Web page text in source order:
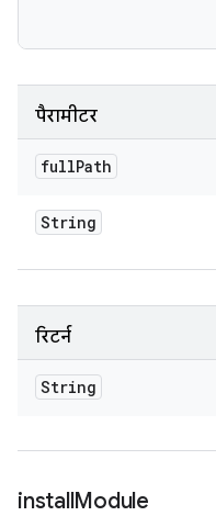
पैरामीटर
fullPath
String
रिटर्न
String
installModule